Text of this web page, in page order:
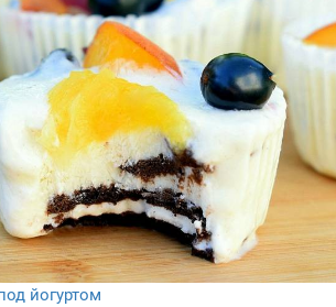
йогуртом